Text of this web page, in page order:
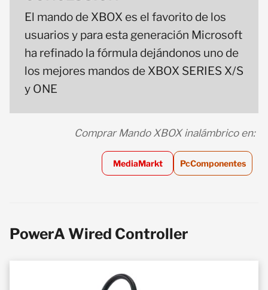
El mando de XBOX es el favorito de los
usuarios y para esta generación Microsoft
ha refinado la fórmula dejándonos uno de
los mejores mandos de XBOX SERIES X/S
y ONE
Comprar Mando XBOX inalámbrico en:
MediaMarkt PcComponentes
PowerA Wired Controller